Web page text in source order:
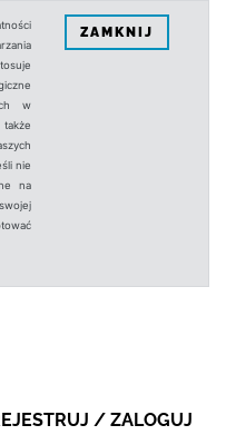
w
nie
na
ZAMKNIJ
/ ZALOGUJ